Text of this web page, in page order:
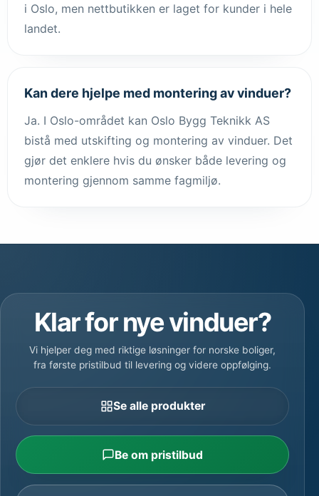
i Oslo, men nettbutikken er laget for kunder i hele
landet.
Kan dere hjelpe med montering av vinduer?
Ja. I Oslo-området kan Oslo Bygg Teknikk AS
bistå med utskifting og montering av vinduer. Det
gjør det enklere hvis du ønsker både levering og
montering gjennom samme fagmiljø.
Klar for nye vinduer?
Vi hjelper deg med riktige løsninger for norske boliger,
fra første pristilbud til levering og videre oppfølging.
Se alle produkter
Be om pristilbud